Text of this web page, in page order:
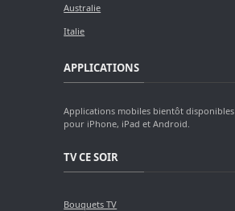
Australie
Italie
APPLICATIONS
Applications mobiles bientôt disponibles
pour iPhone, iPad et Android.
TV CE SOIR
Bouquets TV